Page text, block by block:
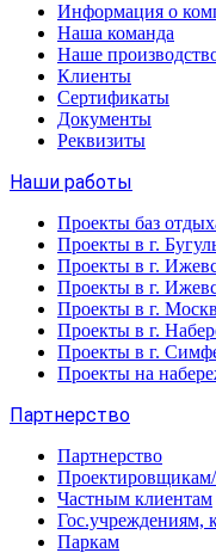
Информация о
Наша команда
Наше
Клиенты
Сертификаты
Документы
Реквизиты
Наши работы
Проекты баз
Проекты в г.
Проекты в г.
Проекты в г.
Проекты в г.
Проекты в г.
Проекты в г.
Проекты на
Партнерство
Партнерство
Частным клиентам
Гос.учреждениям,
Паркам